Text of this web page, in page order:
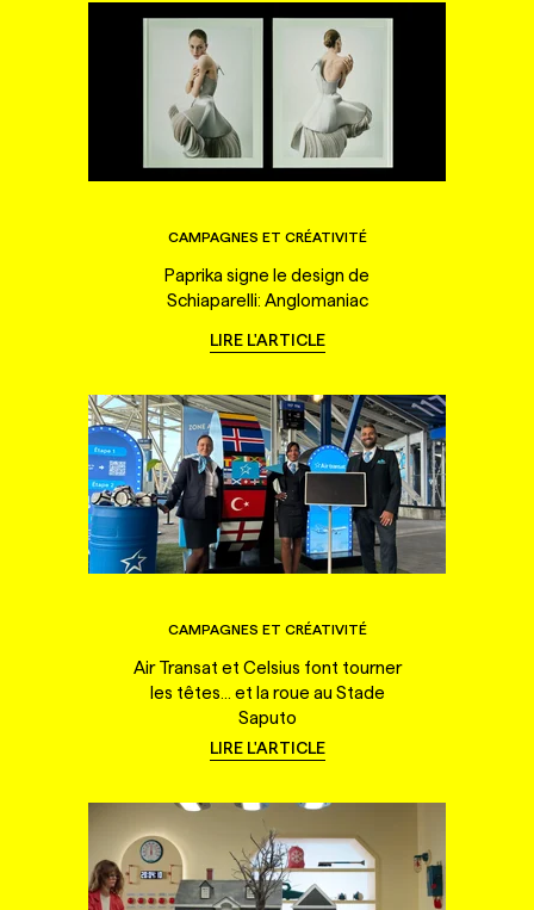
CAMPAGNES ET CRÉATIVITÉ
Paprika signe le design de
Schiaparelli: Anglomaniac
LIRE L'ARTICLE
CAMPAGNES ET CRÉATIVITÉ
Air Transat et Celsius font tourner
les têtes... et la roue au Stade
Saputo
LIRE L'ARTICLE